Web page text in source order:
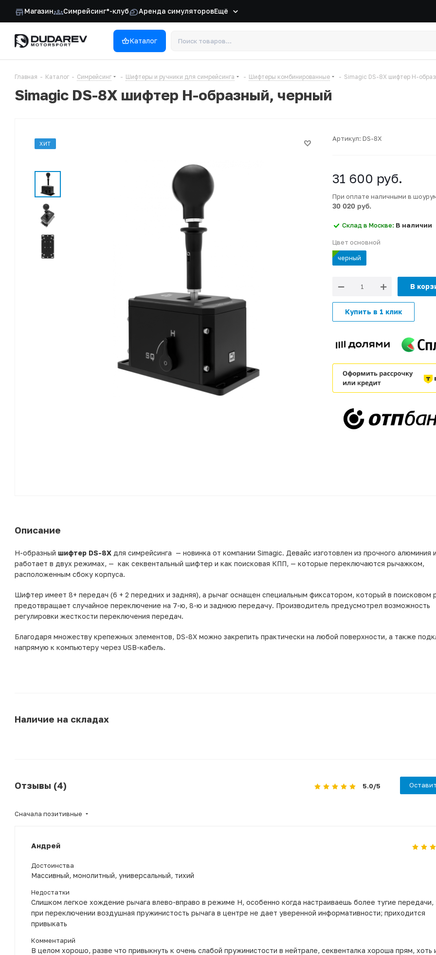
Магазин Симрейсинг*-клуб Аренда симуляторовЕщё
Каталог
Главная - Каталог - Симрейсинг - Шифтеры и ручники для симрейсинга - Шифтеры комбинированные - Simagic DS-8X шифтер H-
Simagic DS-8X шифтер H-образный, черный
ХИТ
Артикул: DS-8X
31 600 руб.
При оплате наличными в
30 020 руб.
Склад в Москве: В наличии
Цвет основной
черный
В
Купить в 1 клик
Описание
H-образный шифтер DS-8X для симрейсинга — новинка от компании Simagic. Девайс изготовлен из прочного алюминия и
работает в двух режимах, — как секвентальный шифтер и как поисковая КПП, — которые переключаются рычажком,
расположенным сбоку корпуса.
Шифтер имеет 8+ передач (6 + 2 передних и задняя), а рычаг оснащен специальным фиксатором, который в поисковом
предотвращает случайное переключение на 7-ю, 8-ю и заднюю передачу. Производитель предусмотрел возможность
регулировки жесткости переключения передач.
Благодаря множеству крепежных элементов, DS-8X можно закрепить практически на любой поверхности, а также
напрямую к компьютеру через USB-кабель.
Наличие на складах
Отзывы (4) 5.0/5
Сначала позитивные
Андрей
Достоинства
Массивный, монолитный, универсальный, тихий
Недостатки
Слишком легкое хождение рычага влево-вправо в режиме Н, особенно когда настраиваешь более тугие передачи,
при переключении воздушная пружинистость рычага в центре не дает уверенной информативности; приходится
привыкать
Комментарий
В целом хорошо, разве что привыкнуть к очень слабой пружинистости в нейтрале, секвенталка хороша прям, хоть